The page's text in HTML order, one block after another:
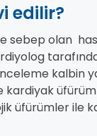
edilir?
sebep olan
kalbin
üfürümler ile